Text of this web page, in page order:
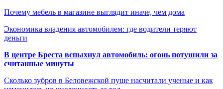
Почему мебель в магазине выглядит иначе, чем дома
Экономика владения автомобилем: где водители теряют
деньги
В центре Бреста вспыхнул автомобиль: огонь потушили за
считанные минуты
Сколько зубров в Беловежской пуще насчитали ученые и как